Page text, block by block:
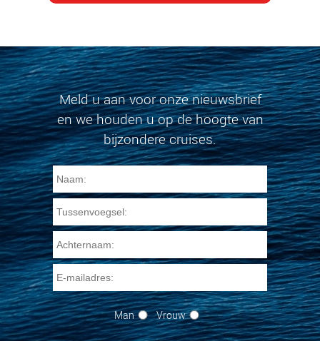
Meld u aan voor onze nieuwsbrief
en we houden u op de hoogte van
bijzondere cruises.
Man Vrouw